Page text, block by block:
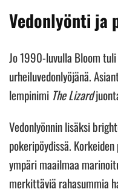
Vedonlyönti ja
Jo 1990-luvulla Bloom
urheiluvedonlyöjänä.
lempinimi The Lizard
Vedonlyönnin lisäksi
pokeripöydissä.
ympäri maailmaa
merkittäviä rahasummia